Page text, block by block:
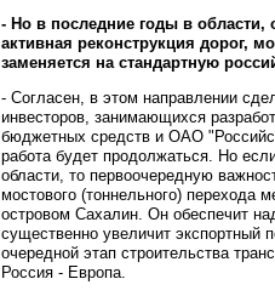
- Но в последние годы в области,
активная реконструкция дорог,
заменяется на стандартную
- Согласен, в этом направлении
инвесторов, занимающихся
бюджетных средств и ОАО
работа будет продолжаться. Но
области, то первоочередную
мостового (тоннельного) перехода
островом Сахалин. Он обеспечит
существенно увеличит экспортный
очередной этап строительства
Россия - Европа.